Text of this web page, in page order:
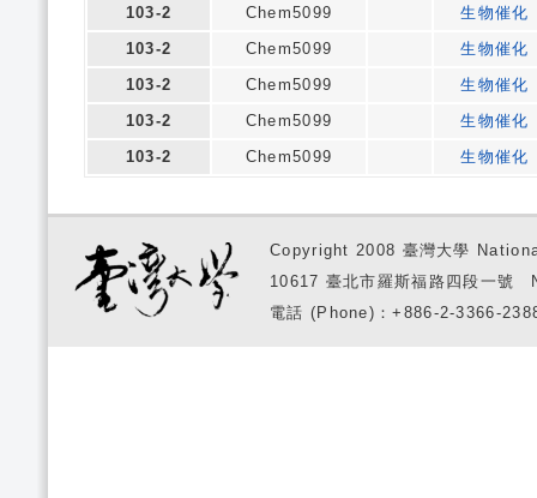
103-2
Chem5099
生物催化
103-2
Chem5099
生物催化
103-2
Chem5099
生物催化
103-2
Chem5099
生物催化
103-2
Chem5099 生物催化
Copyright 2008 臺灣大學
10617 臺北市羅斯福路四段一
電話 (Phone)：+886-2-3366-